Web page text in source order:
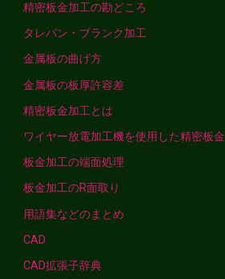
精密板金加工の勘どころ
タレパン・ブランク加工
金属板の曲げ方
金属板の板厚許容差
精密板金加工とは
ワイヤー放電加工機を使用した精密板金
板金加工の端面処理
板金加工のR面取り
用語集などのまとめ
CAD
CAD拡張子辞典